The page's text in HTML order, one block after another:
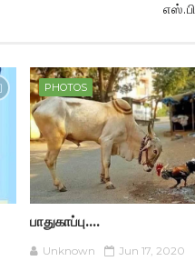
PHOTOS
பாதுகாப்பு....
Unknown Jun 17, 2020